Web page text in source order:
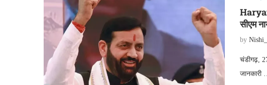
सीएम
by
चंडीगढ़,
जानकारी …